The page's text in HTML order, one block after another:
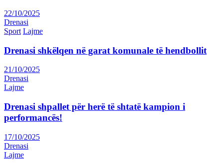
22/10/2025
Drenasi
Sport Lajme
Drenasi shkëlqen në garat komunale të hendbollit
21/10/2025
Drenasi
Lajme
Drenasi shpallet për herë të shtatë kampion i
performancës!
17/10/2025
Drenasi
Lajme